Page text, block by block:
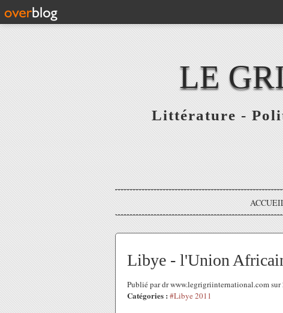
LE
Littérature -
Libye - l'Union
Publié par dr www.legrigriinternational.com
Catégories : #Libye 2011